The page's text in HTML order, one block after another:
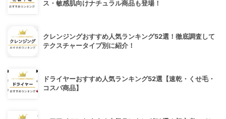
ス・敏感肌向けナチュラル商品も登場！
クレンジングおすすめ人気ランキング52選！徹底調査して
テクスチャータイプ別に紹介！
ドライヤーおすすめ人気ランキング52選【速乾・くせ毛・
コスパ商品】